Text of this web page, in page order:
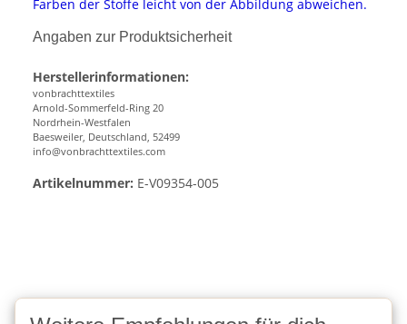
Farben der Stoffe leicht von der Abbildung abweichen.
Angaben zur Produktsicherheit
Herstellerinformationen:
vonbrachttextiles
Arnold-Sommerfeld-Ring 20
Nordrhein-Westfalen
Baesweiler, Deutschland, 52499
info@vonbrachttextiles.com
Artikelnummer: E-V09354-005